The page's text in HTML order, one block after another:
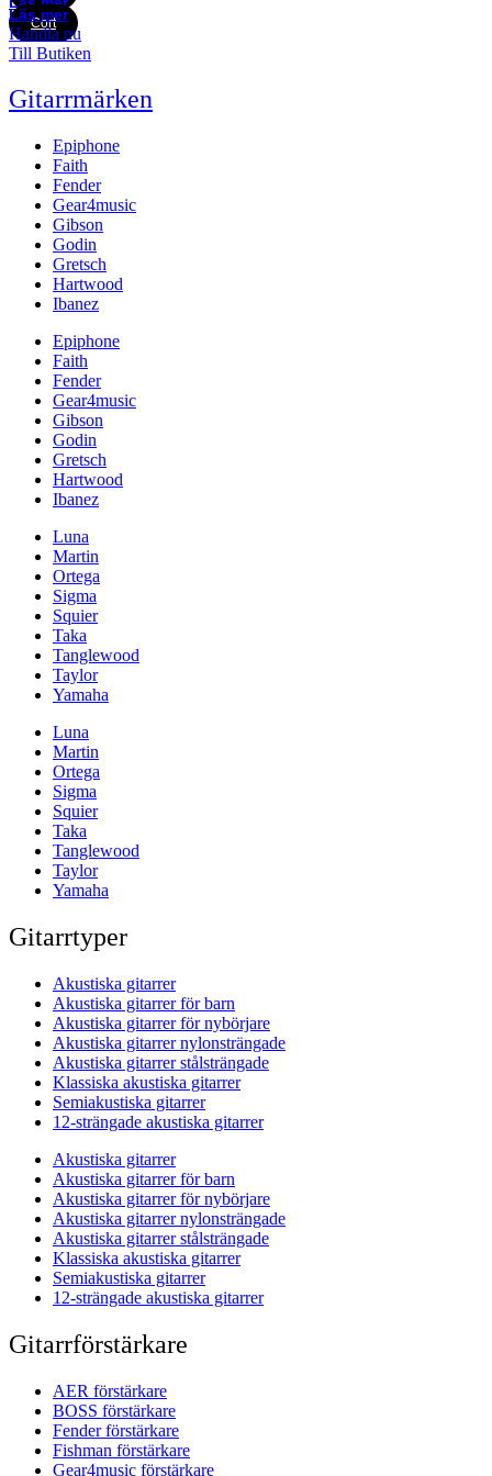
Cort
Läs mer
Handla nu
Till Butiken
Gitarrmärken
Epiphone
Faith
Fender
Gear4music
Gibson
Godin
Gretsch
Hartwood
Ibanez
Epiphone
Faith
Fender
Gear4music
Gibson
Godin
Gretsch
Hartwood
Ibanez
Luna
Martin
Ortega
Sigma
Squier
Taka
Tanglewood
Taylor
Yamaha
Luna
Martin
Ortega
Sigma
Squier
Taka
Tanglewood
Taylor
Yamaha
Gitarrtyper
Akustiska gitarrer
Akustiska gitarrer för barn
Akustiska gitarrer för nybörjare
Akustiska gitarrer nylonsträngade
Akustiska gitarrer stålsträngade
Klassiska akustiska gitarrer
Semiakustiska gitarrer
12-strängade akustiska gitarrer
Akustiska gitarrer
Akustiska gitarrer för barn
Akustiska gitarrer för nybörjare
Akustiska gitarrer nylonsträngade
Akustiska gitarrer stålsträngade
Klassiska akustiska gitarrer
Semiakustiska gitarrer
12-strängade akustiska gitarrer
Gitarrförstärkare
AER förstärkare
BOSS förstärkare
Fender förstärkare
Fishman förstärkare
Gear4music förstärkare